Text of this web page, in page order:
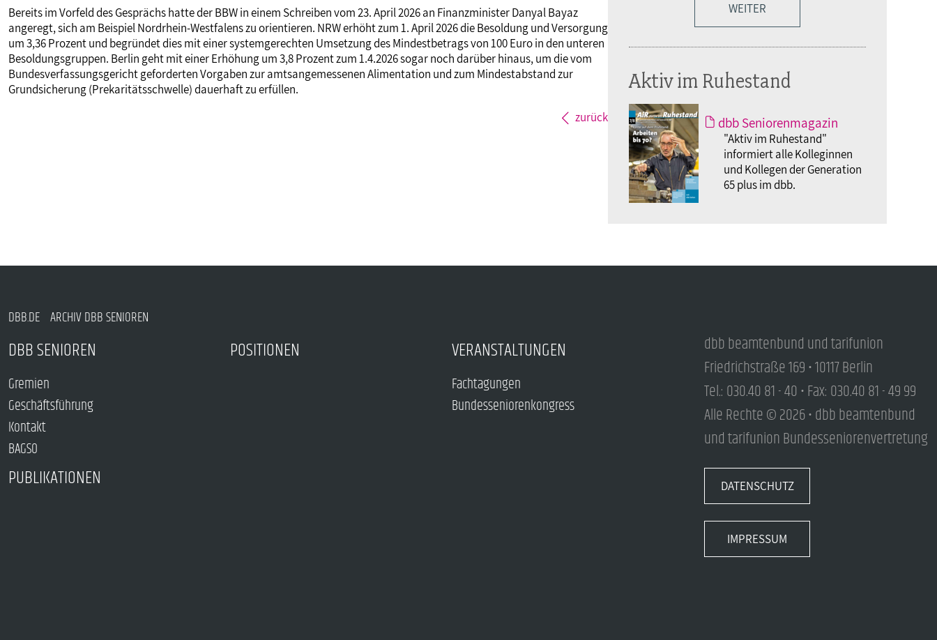
Bereits im Vorfeld des Gesprächs hatte der BBW in einem Schreiben vom 23. April 2026 an Finanzminister Danyal Bayaz
angeregt, sich am Beispiel Nordrhein-Westfalens zu orientieren. NRW erhöht zum 1. April 2026 die Besoldung und Versorgung
um 3,36 Prozent und begründet dies mit einer systemgerechten Umsetzung des Mindestbetrags von 100 Euro in den unteren
Besoldungsgruppen. Berlin geht mit einer Erhöhung um 3,8 Prozent zum 1.4.2026 sogar noch darüber hinaus, um die vom
Bundesverfassungsgericht geforderten Vorgaben zur amtsangemessenen Alimentation und zum Mindestabstand zur
Grundsicherung (Prekaritätsschwelle) dauerhaft zu erfüllen.
zurück
WEITER
Aktiv im Ruhestand
dbb Seniorenmagazin
"Aktiv im Ruhestand"
informiert alle Kolleginnen
und Kollegen der Generation
65 plus im dbb.
DBB.DE ARCHIV DBB SENIOREN
DBB SENIOREN
Gremien
Geschäftsführung
Kontakt
BAGSO
POSITIONEN VERANSTALTUNGEN
Fachtagungen
Bundesseniorenkongress
PUBLIKATIONEN
dbb beamtenbund und tarifunion
Friedrichstraße 169 • 10117 Berlin
Tel.: 030.40 81 - 40 • Fax: 030.40 81 - 49 99
Alle Rechte © 2026 • dbb beamtenbund
und tarifunion Bundesseniorenvertretung
DATENSCHUTZ
IMPRESSUM